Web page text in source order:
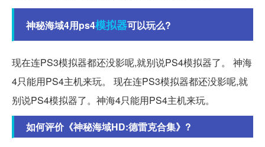
神秘海域4用ps4模拟器可以玩么?
现在连PS3模拟器都还没影呢,就别说PS4模拟器了。 神海
4只能用PS4主机来玩。 现在连PS3模拟器都还没影呢,就
别说PS4模拟器了。神海4只能用PS4主机来玩。
如何评价《神秘海域HD:德雷克合集》?